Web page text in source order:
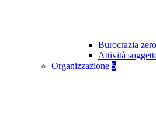
Burocrazia zero
Attività
Organizzazione 5